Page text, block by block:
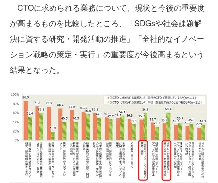
CTOに求められる業務について、現状と今後の重要度
が高まるものを比較したところ、「SDGsや社会課題解
決に資する研究・開発活動の推進」「全社的なイノベー
ション戦略の策定・実行」の重要度が今後高まるという
結果となった。